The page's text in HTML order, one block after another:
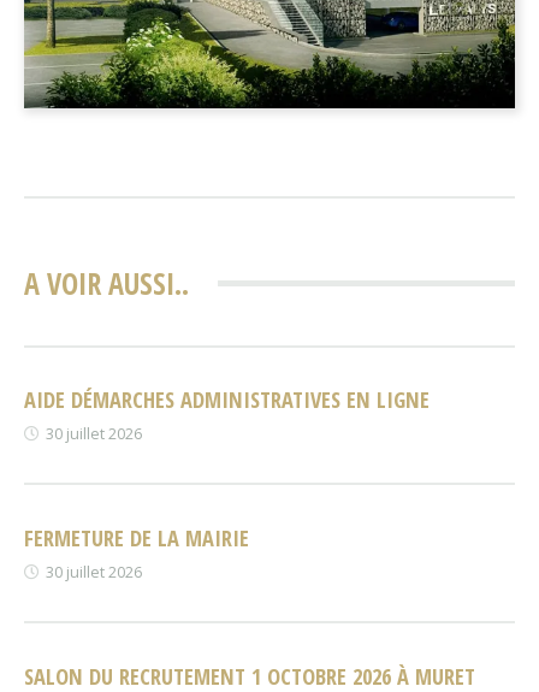
A VOIR AUSSI..
AIDE DÉMARCHES ADMINISTRATIVES EN LIGNE
30 juillet 2026
FERMETURE DE LA MAIRIE
30 juillet 2026
SALON DU RECRUTEMENT 1 OCTOBRE 2026 À MURET